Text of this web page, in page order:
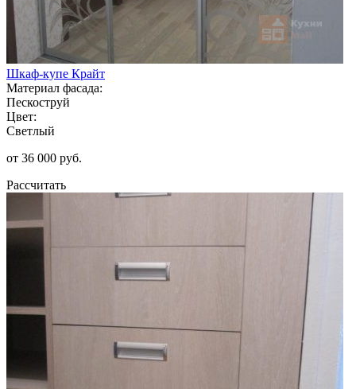
Шкаф-купе Крайт
Материал фасада:
Пескоструй
Цвет:
Светлый
от 36 000 руб.
Рассчитать